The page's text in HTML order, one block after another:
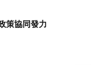
策協同發力